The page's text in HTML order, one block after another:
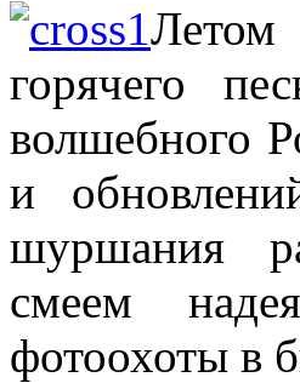
горячего
волшебного
и
шуршания
смеем
фотоохоты в